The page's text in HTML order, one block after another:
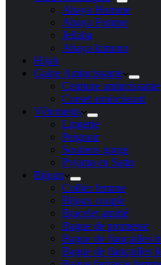
Abaya Homme
Abaya Femme
Jellaba
Abaya kimono
Hijab
Gaine Amincissante
Ceinture amincissante
Corset amincissant
Vêtements
Lingerie
Peignoir
Soutiens gorge
Pyjama en Satin
Bijoux
Collier femme
Bijoux couple
Bracelet amitié
Bague de promesse
Bague de fiançailles
Bague de fiançailles